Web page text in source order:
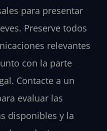
para presentar
Preserve todos
relevantes
con la parte
Contacte a un
evaluar las
disponibles y la